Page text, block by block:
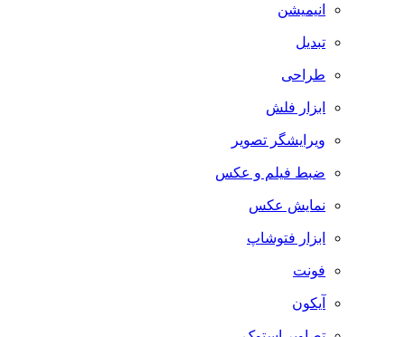
انیمیشن
تبدیل
طراحی
ابزار فلش
ویرایشگر تصویر
ضبط فيلم و عكس
نمایش عکس
ابزار فتوشاپ
فونت
آیکون